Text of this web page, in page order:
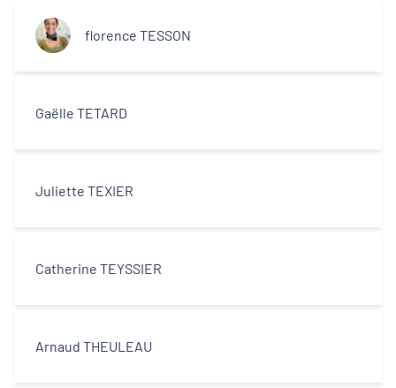
florence TESSON
Gaëlle TETARD
Juliette TEXIER
Catherine TEYSSIER
Arnaud THEULEAU